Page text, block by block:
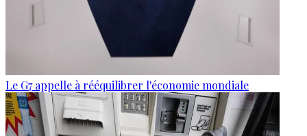
Le G7 appelle à rééquilibrer l'économie mondiale